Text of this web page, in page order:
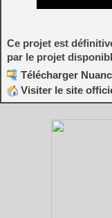
Ce projet est
par le projet
Télécharger
Visiter le site